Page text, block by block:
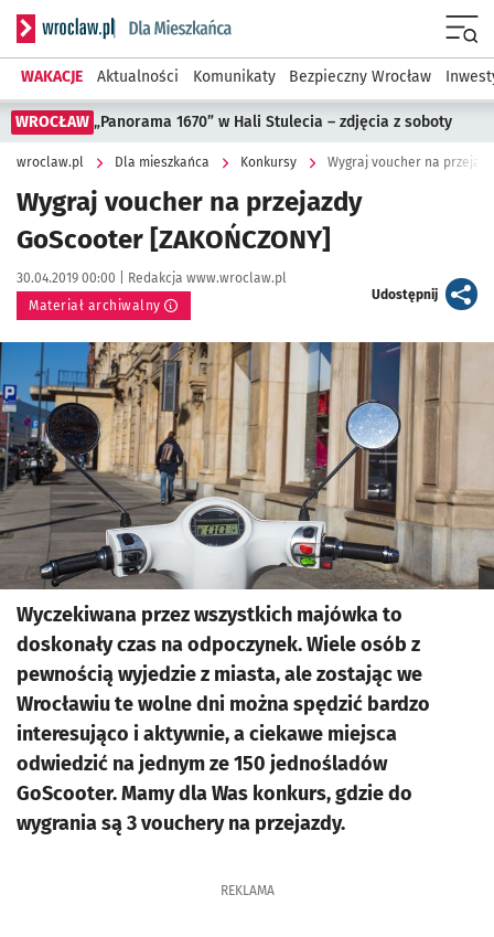
Serwis informacyjny wroclaw.pl podserwis: Dla mieszkańca
WAKACJE Aktualności Komunikaty Bezpieczny Wrocław
WROCŁAW „Panorama 1670” w Hali Stulecia – zdjęcia z soboty
wroclaw.pl Dla mieszkańca Konkursy Wygraj voucher na
Wygraj voucher na przejazdy
GoScooter [ZAKOŃCZONY]
Data publikacji:
30.04.2019 00:00 | Autor:
Redakcja www.wroclaw.pl
Materiał archiwalny
Udostępnijartykuł
Kliknij, aby powiększyć
Wyczekiwana przez wszystkich majówka to
doskonały czas na odpoczynek. Wiele osób z
pewnością wyjedzie z miasta, ale zostając we
Wrocławiu te wolne dni można spędzić bardzo
interesująco i aktywnie, a ciekawe miejsca
odwiedzić na jednym ze 150 jednośladów
GoScooter. Mamy dla Was konkurs, gdzie do
wygrania są 3 vouchery na przejazdy.
REKLAMA